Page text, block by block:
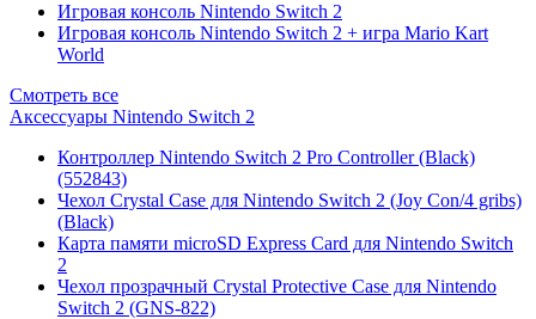
Игровая консоль Nintendo Switch 2
Игровая консоль Nintendo Switch 2 + игра Mario Kart
World
Смотреть все
Аксессуары Nintendo Switch 2
Контроллер Nintendo Switch 2 Pro Controller (Black)
(552843)
Чехол Сrystal Сase для Nintendo Switch 2 (Joy Con/4 gribs)
(Black)
Карта памяти microSD Express Card для Nintendo Switch
2
Чехол прозрачный Crystal Protective Case для Nintendo
Switch 2 (GNS-822)